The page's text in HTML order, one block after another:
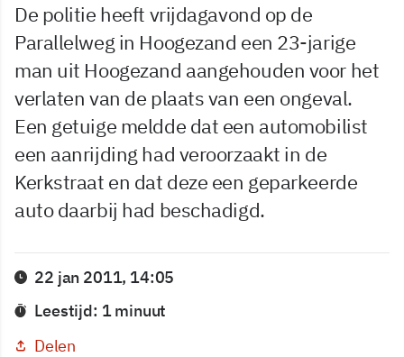
De politie heeft vrijdagavond op de
Parallelweg in Hoogezand een 23-jarige
man uit Hoogezand aangehouden voor het
verlaten van de plaats van een ongeval.
Een getuige meldde dat een automobilist
een aanrijding had veroorzaakt in de
Kerkstraat en dat deze een geparkeerde
auto daarbij had beschadigd.
22 jan 2011, 14:05
Leestijd: 1 minuut
Delen